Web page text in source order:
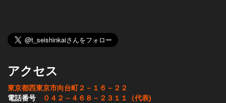
アクセス
東京都西東京市向台町２－１６－２２
電話番号
０４２－４６８－２３１１（代表)